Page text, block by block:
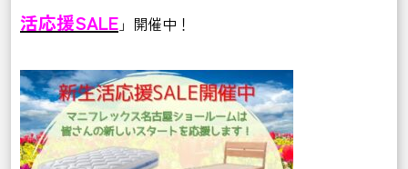
活応援SALE 」開催中！